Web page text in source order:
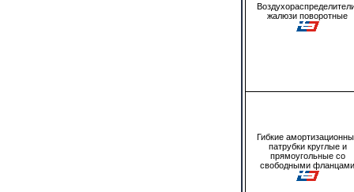
жалюзи поворотные
Гибкие
патрубки круглые и
прямоугольные со
свободными фланцами